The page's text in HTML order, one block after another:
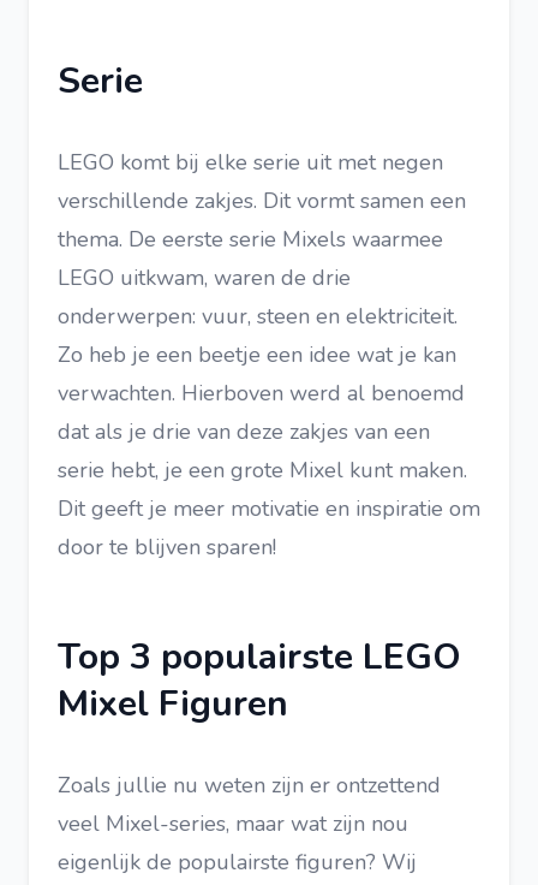
Serie
LEGO komt bij elke serie uit met negen
verschillende zakjes. Dit vormt samen een
thema. De eerste serie Mixels waarmee
LEGO uitkwam, waren de drie
onderwerpen: vuur, steen en elektriciteit.
Zo heb je een beetje een idee wat je kan
verwachten. Hierboven werd al benoemd
dat als je drie van deze zakjes van een
serie hebt, je een grote Mixel kunt maken.
Dit geeft je meer motivatie en inspiratie om
door te blijven sparen!
Top 3 populairste LEGO
Mixel Figuren
Zoals jullie nu weten zijn er ontzettend
veel Mixel-series, maar wat zijn nou
eigenlijk de populairste figuren? Wij